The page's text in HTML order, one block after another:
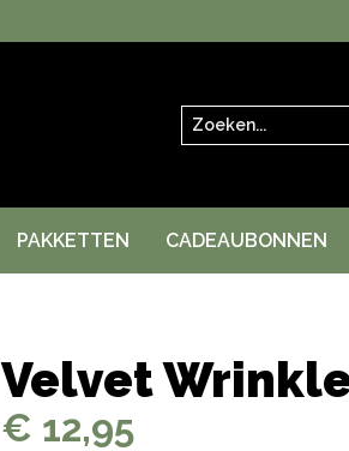
Zoeken
PAKKETTEN CADEAUBONNEN
Velvet
€ 12,95